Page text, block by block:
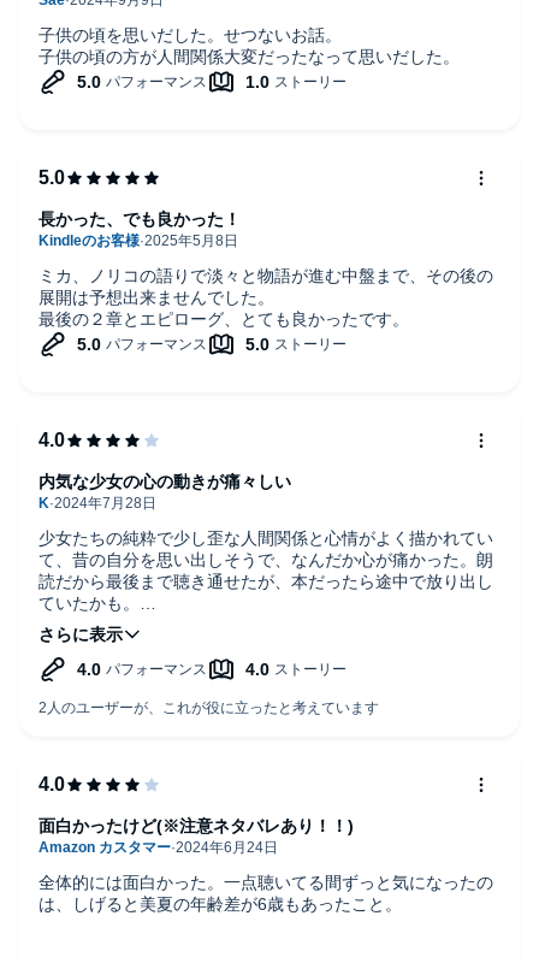
子供の頃を思いだした。せつないお話。
子供の頃の方が人間関係大変だったなって思いだした。
ミカ、ノリコの語りで淡々と物語が進む中盤まで、その後の
展開は予想出来ませんでした。
最後の２章とエピローグ、とても良かったです。
長かった、でも良かった！
少女たちの純粋で少し歪な人間関係と心情がよく描かれてい
て、昔の自分を思い出しそうで、なんだか心が痛かった。朗
読だから最後まで聴き通せたが、本だったら途中で放り出し
ていたかも。
ストーリーはわかりやすいです。難しい表現も出てこない。
ただ長いです。ひたすら長い…もうちょっと短い方が聞きや
すいとは思います。
朗読は声もテンポも良く、とても聴きやすかった。
「ふいんき」と書かれていた？なら失礼しました。
所々、人名が伏せ字になっていたり、「漢字で書くとこう」
のようなくだりの所がちょっとわかりにくかった。伏せ字の
内気な少女の心の動きが痛々しい
全体的には面白かった。一点聴いてる間ずっと気になったの
は、しげると美夏の年齢差が6歳もあったこと。
面白かったけど(※注意ネタバレあり！！)